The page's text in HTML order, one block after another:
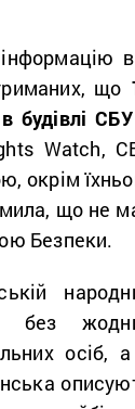
що
будівлі
Watch,
окрім
що не
Безпеки.
без
осіб,